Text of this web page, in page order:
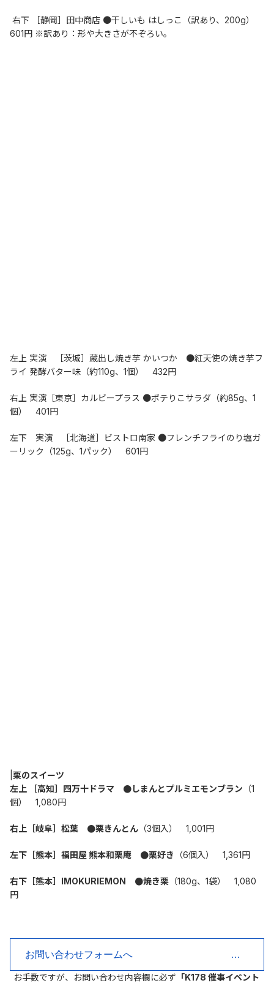
601円 ※訳あり：形や大きさが不ぞろい。
左上 実演　［茨城］蔵出し焼き芋 かいつか　●紅天使の焼き芋フ
ライ 発酵バター味（約110g、1個）　432円
右上 実演［東京］カルビープラス ●ポテりこサラダ（約85g、1
個）　401円
左下　実演　［北海道］ビストロ南家 ●フレンチフライのり塩ガ
ーリック（125g、1パック）　601円
栗のスイーツ
左上 ［高知］四万十ドラマ　●しまんとプルミエモンブラン （1
個）　1,080円
右上［岐阜］松葉　●栗きんとん （3個入）　1,001円
左下［熊本］福田屋 熊本和栗庵　●栗好き （6個入）　1,361円
右下［熊本］IMOKURIEMON　●焼き栗 （180g、1袋）　1,080
円
お問い合わせフォームへ
お手数ですが、お問い合わせ内容欄に必ず 「K178 催事イベント